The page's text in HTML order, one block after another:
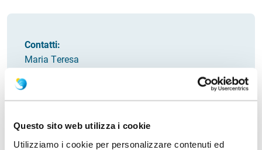
Questo sito web utilizza i cookie
Utilizziamo i cookie per personalizzare contenuti ed
Contatti:
Maria Teresa
Italia
Emailsuccumt@gmail.com
Richiedi info